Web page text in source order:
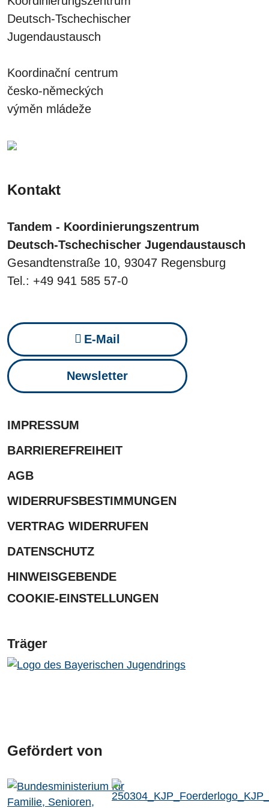
Deutsch-Tschechischer
Jugendaustausch
Koordinační centrum
česko-německých
výměn mládeže
Kontakt
Tandem - Koordinierungszentrum
Deutsch-Tschechischer Jugendaustausch
Gesandtenstraße 10, 93047 Regensburg
Tel.: +49 941 585 57-0
E-Mail
Newsletter
IMPRESSUM
BARRIEREFREIHEIT
AGB
WIDERRUFSBESTIMMUNGEN
VERTRAG WIDERRUFEN
DATENSCHUTZ
HINWEISGEBENDE
COOKIE-EINSTELLUNGEN
Träger
Gefördert von